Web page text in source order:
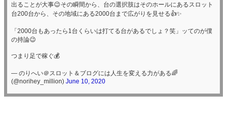
出ることが大事😉その瞬間から、台の選択肢はそのホールにあるスロット
台200台から、その地域にある2000台まで広がりを見せる👍✨
「2000台もあったら1台くらいは打てる台があるでしょ？笑」ッてのが僕
の持論😉
つまり足で稼ぐ💰
— のりへい＠スロット＆ブログには人生を変える力がある🌈
(@norihey_million) June 10, 2020